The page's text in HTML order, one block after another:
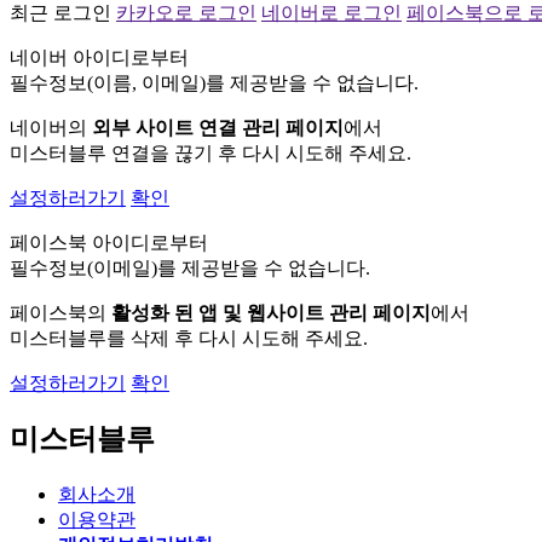
최근 로그인 카카오로 로그인 네이버로 로그인 페이스북으로
네이버 아이디로부터
필수정보(이름, 이메일)를 제공받을 수 없습니다.
네이버의 외부 사이트 연결 관리 페이지 에서
미스터블루 연결을 끊기 후 다시 시도해 주세요.
설정하러가기 확인
페이스북 아이디로부터
필수정보(이메일)를 제공받을 수 없습니다.
페이스북의 활성화 된 앱 및 웹사이트 관리 페이지 에서
미스터블루를 삭제 후 다시 시도해 주세요.
설정하러가기 확인
미스터블루
회사소개
이용약관